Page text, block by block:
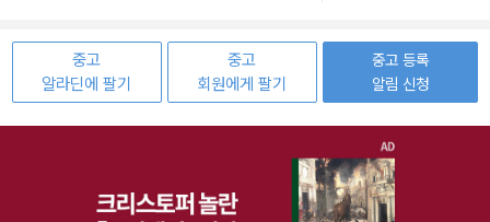
중고
알라딘에 팔기
중고
회원에게 팔기
중고 등록
알림 신청